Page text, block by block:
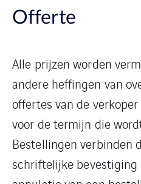
Offerte
Alle prijzen worden
andere heffingen van
offertes van de
voor de termijn die
Bestellingen verbinden
schriftelijke bevestiging